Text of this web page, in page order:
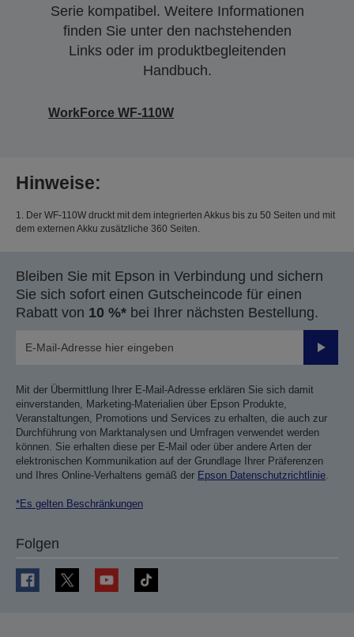
Serie kompatibel. Weitere Informationen
finden Sie unter den nachstehenden
Links oder im produktbegleitenden
Handbuch.
WorkForce WF-110W
Hinweise:
1. Der WF-110W druckt mit dem integrierten Akkus bis zu 50 Seiten und mit
dem externen Akku zusätzliche 360 Seiten.
Bleiben Sie mit Epson in Verbindung und sichern
Sie sich sofort einen Gutscheincode für einen
Rabatt von 10 %* bei Ihrer nächsten Bestellung.
Mit der Übermittlung Ihrer E-Mail-Adresse erklären Sie sich damit
einverstanden, Marketing-Materialien über Epson Produkte,
Veranstaltungen, Promotions und Services zu erhalten, die auch zur
Durchführung von Marktanalysen und Umfragen verwendet werden
können. Sie erhalten diese per E-Mail oder über andere Arten der
elektronischen Kommunikation auf der Grundlage Ihrer Präferenzen
und Ihres Online-Verhaltens gemäß der Epson Datenschutzrichtlinie.
*Es gelten Beschränkungen
Folgen